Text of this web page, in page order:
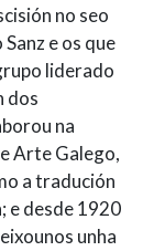
no seo
e os que
liderado
dos
na
Arte Galego,
a tradución
e desde 1920
unha